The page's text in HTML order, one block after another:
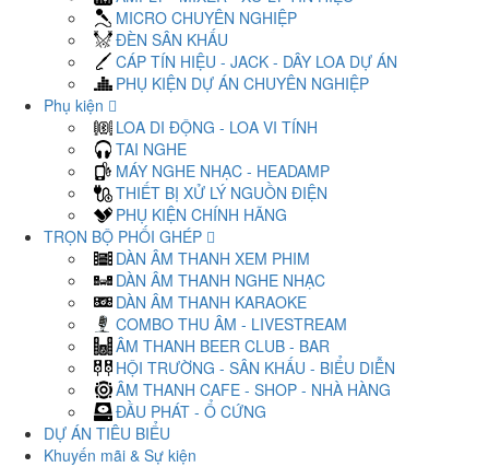
MICRO CHUYÊN NGHIỆP
ĐÈN SÂN KHẤU
CÁP TÍN HIỆU - JACK - DÂY LOA DỰ ÁN
PHỤ KIỆN DỰ ÁN CHUYÊN NGHIỆP
Phụ kiện
LOA DI ĐỘNG - LOA VI TÍNH
TAI NGHE
MÁY NGHE NHẠC - HEADAMP
THIẾT BỊ XỬ LÝ NGUỒN ĐIỆN
PHỤ KIỆN CHÍNH HÃNG
TRỌN BỘ PHỐI GHÉP
DÀN ÂM THANH XEM PHIM
DÀN ÂM THANH NGHE NHẠC
DÀN ÂM THANH KARAOKE
COMBO THU ÂM - LIVESTREAM
ÂM THANH BEER CLUB - BAR
HỘI TRƯỜNG - SÂN KHẤU - BIỂU DIỄN
ÂM THANH CAFE - SHOP - NHÀ HÀNG
ĐẦU PHÁT - Ổ CỨNG
DỰ ÁN TIÊU BIỂU
Khuyến mãi & Sự kiện